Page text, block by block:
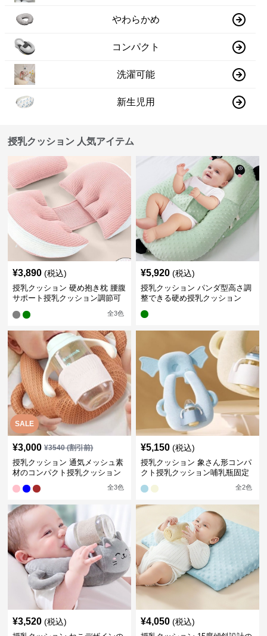
やわらかめ
コンパクト
洗濯可能
新生児用
授乳クッション 人気アイテム
¥3,890 (税込)
授乳クッション 硬め抱き枕 腰腹
サポート授乳クッション調節可
全3色
¥5,920 (税込)
授乳クッション パンダ型高さ調
整できる硬め授乳クッション
SALE
¥3,000 ¥3540(割引前)
授乳クッション 通気メッシュ素
材のコンパクト授乳クッション
全3色
¥5,150 (税込)
授乳クッション 象さん形コンパ
クト授乳クッション哺乳瓶固定
全2色
¥3,520 (税込) ¥4,050 (税込)